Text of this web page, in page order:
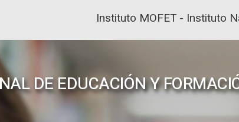
Instituto MOFET - Instituto
DE EDUCACIÓN Y